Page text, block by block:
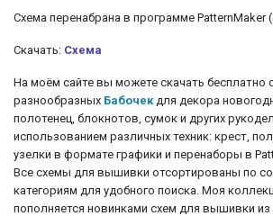
Cхема перенабрана в программе PatternMaker
Скачать: Схема
На моём сайте вы можете скачать
разнообразных Бабочекдля декора
полотенец, блокнотов, сумок и других
использованием различных техник: крест,
узелки в формате графики и перенаборы в
Все схемы для вышивки отсортированы по
категориям для удобного поиска. Моя
пополняется новинками схем для вышивки из